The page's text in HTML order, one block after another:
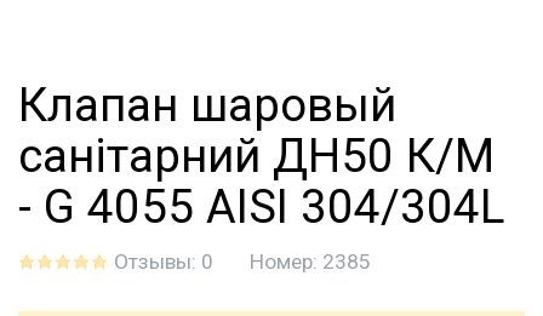
Клапан шаровый
санітарний ДН50 К/М
- G 4055 AISI 304/304L
Отзывы: 0 Номер: 2385